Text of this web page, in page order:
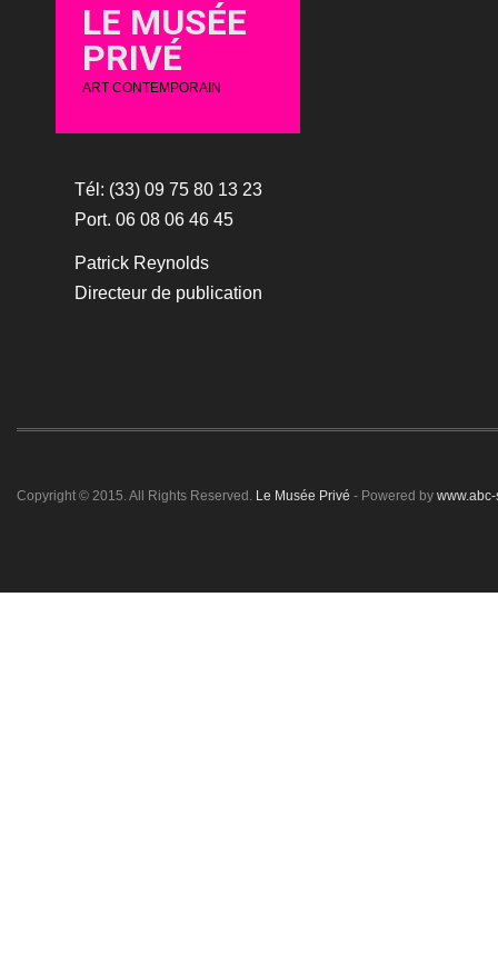
LE MUSÉE
PRIVÉ
ART CONTEMPORAIN
Tél: (33) 09 75 80 13 23
Port. 06 08 06 46 45
Patrick Reynolds
Directeur de publication
Copyright © 2015. All Rights Reserved. Le Musée Privé - Powered by